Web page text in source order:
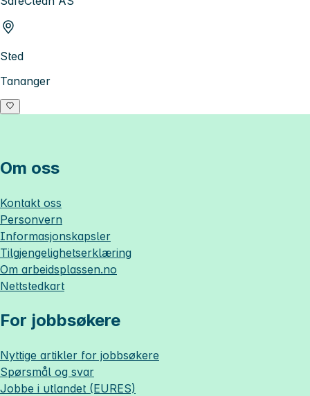
Sted
Tananger
Om oss
Kontakt oss
Personvern
Informasjonskapsler
Tilgjengelighetserklæring
Om arbeidsplassen.no
Nettstedkart
For jobbsøkere
Nyttige artikler for jobbsøkere
Spørsmål og svar
Jobbe i utlandet (EURES)